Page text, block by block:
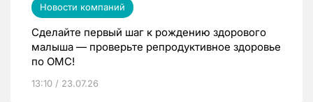
Новости компаний
Сделайте первый шаг к рождению здорового
малыша — проверьте репродуктивное здоровье
по ОМС!
13:10 / 23.07.26